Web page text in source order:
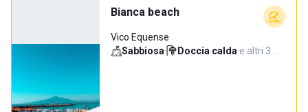
Bianca beach
Vico Equense
Sabbiosa· Doccia calda·e altri 3…